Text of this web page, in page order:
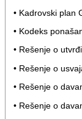
• Kadrovski plan
• Kodeks
• Rešenje o
• Rešenje o
• Rešenje o
• Rešenje o